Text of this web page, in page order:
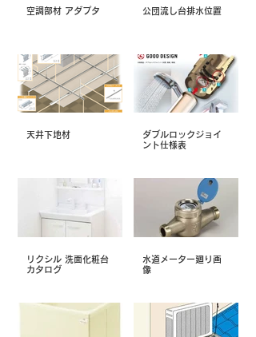
空調部材 アダプタ 公団流し台排水位置
天井下地材
ダブルロックジョイ
ント仕様表
リクシル 洗面化粧台
カタログ
水道メーター廻り画
像